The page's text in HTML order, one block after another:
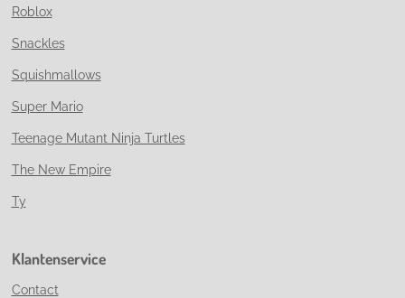
Roblox
Snackles
Squishmallows
Super Mario
Teenage Mutant Ninja Turtles
The New Empire
Ty
Klantenservice
Contact